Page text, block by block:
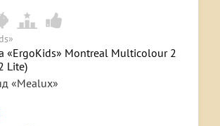
«ErgoKids» Montreal Multicolour 2
Lite)
«Mealux»